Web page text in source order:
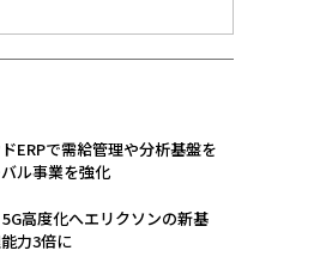
ERPで需給管理や分析基盤を
ル事業を強化
高度化へエリクソンの新基
力3倍に